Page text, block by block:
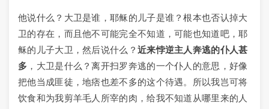
他说什么？大卫是谁，耶稣的儿子是谁？根本也否认掉大
卫的存在，而且他不可能完全不知道，可能也知道吧，耶
稣的儿子大卫，然后说什么？ 近来悖逆主人奔逃的仆人甚
多 ，大卫是什么？离开扫罗奔逃的一个仆人的意思，好像
把他当成匪徒，地痞也差不多的这个待遇。所以我岂可将
饮食和为我剪羊毛人所宰的肉，给我不知道从哪里来的人